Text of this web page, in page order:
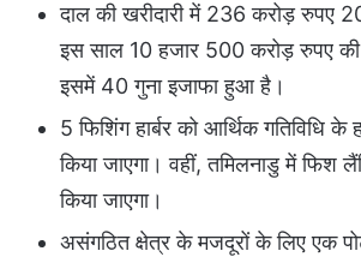
दाल की खरीदारी में 236 करोड़ रुपए
इस साल 10 हजार 500 करोड़ रुपए की
इसमें 40 गुना इजाफा हुआ है।
5 फिशिंग हार्बर को आर्थिक गतिविधि
किया जाएगा। वहीं, तमिलनाडु में फिश
किया जाएगा।
असंगठित क्षेत्र के मजदूरों के लिए एक